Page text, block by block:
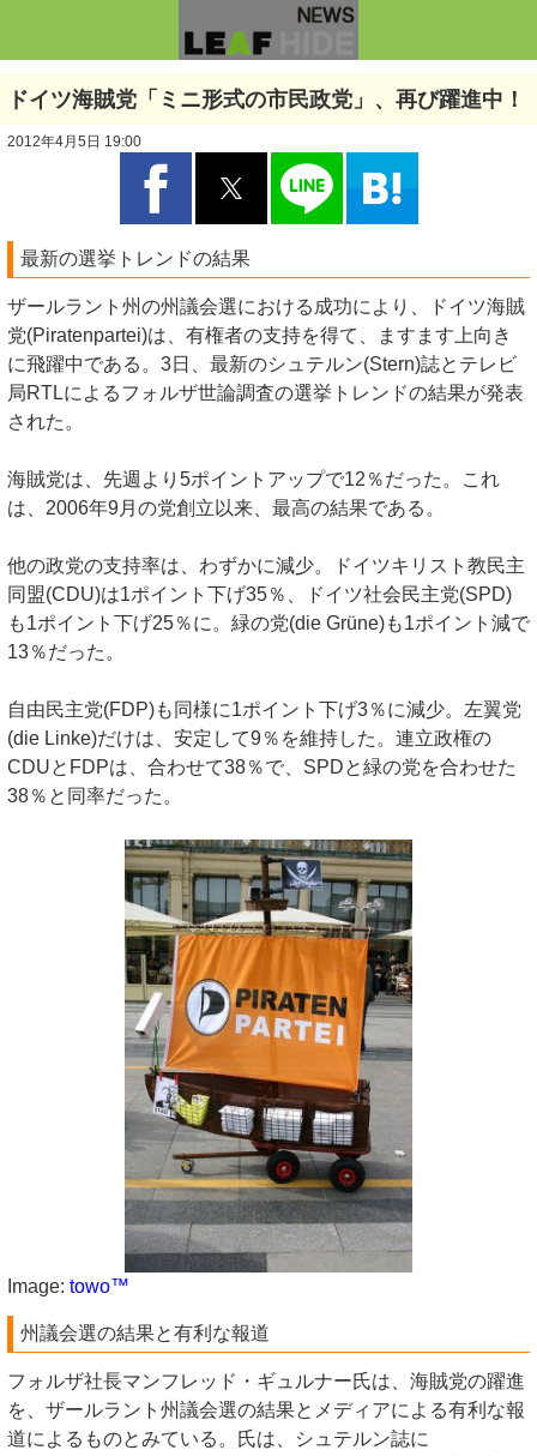
ドイツ海賊党「ミニ形式の市民政党」、再び躍進中！
2012年4月5日 19:00
最新の選挙トレンドの結果
ザールラント州の州議会選における成功により、ドイツ海賊
党(Piratenpartei)は、有権者の支持を得て、ますます上向き
に飛躍中である。3日、最新のシュテルン(Stern)誌とテレビ
局RTLによるフォルザ世論調査の選挙トレンドの結果が発表
された。
海賊党は、先週より5ポイントアップで12％だった。これ
は、2006年9月の党創立以来、最高の結果である。
他の政党の支持率は、わずかに減少。ドイツキリスト教民主
同盟(CDU)は1ポイント下げ35％、ドイツ社会民主党(SPD)
も1ポイント下げ25％に。緑の党(die Grüne)も1ポイント減で
13％だった。
自由民主党(FDP)も同様に1ポイント下げ3％に減少。左翼党
(die Linke)だけは、安定して9％を維持した。連立政権の
CDUとFDPは、合わせて38％で、SPDと緑の党を合わせた
38％と同率だった。
Image: towo™
州議会選の結果と有利な報道
フォルザ社長マンフレッド・ギュルナー氏は、海賊党の躍進
を、ザールラント州議会選の結果とメディアによる有利な報
道によるものとみている。氏は、シュテルン誌に